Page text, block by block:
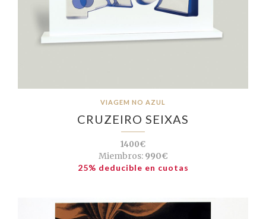
VIAGEM NO AZUL
CRUZEIRO SEIXAS
1400€
Miembros:990€
25% deducible en cuotas